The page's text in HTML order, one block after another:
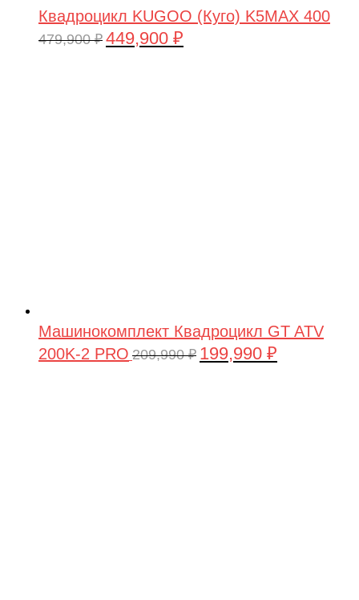
Квадроцикл KUGOO (Куго) K5MAX 400
479,900₽ Первоначальная
449,900 ₽
Машинокомплект Квадроцикл GT ATV
200K-2 PRO 209,990₽ Первоначальная
199,990 ₽